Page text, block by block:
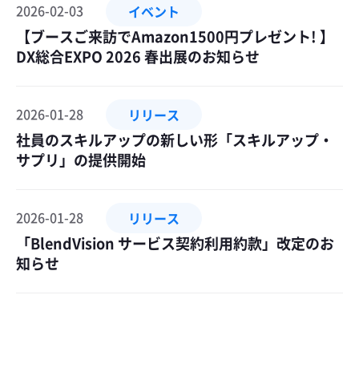
2026-02-03 イベント
【ブースご来訪でAmazon1500円プレゼント! 】
DX総合EXPO 2026 春出展のお知らせ
2026-01-28 リリース
社員のスキルアップの新しい形「スキルアップ・
サプリ」の提供開始
2026-01-28 リリース
「BlendVision サービス契約利用約款」改定のお
知らせ